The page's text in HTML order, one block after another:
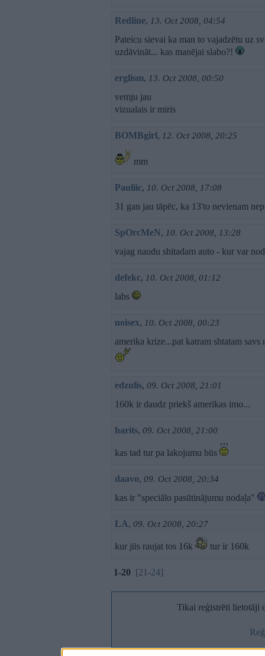
Redline, 13. Oct 2008, 04:54
Pateicu sievai ka man to vajadzētu uz
uzdāvināt... kas manējai slabo?!
erglism, 13. Oct 2008, 00:50
vemju jau
vizualais ir miris
BOMBgirl, 12. Oct 2008, 20:25
mm
Pauliic, 10. Oct 2008, 17:08
31 gan jau tāpēc, ka 13'to nevienam
SpOrcMeN, 10. Oct 2008, 13:28
vajag naudu shitadam auto - kur var
defekc, 10. Oct 2008, 01:12
labs
noisex, 10. Oct 2008, 00:23
amerika krize...pat katram shtatam savs
edzulis, 09. Oct 2008, 21:01
160k ir daudz priekš amerikas imo...
harits, 09. Oct 2008, 21:00
kas tad tur pa lakojumu būs
daavo, 09. Oct 2008, 20:34
kas ir "speciālo pasūtinājumu nodaļa"
LA, 09. Oct 2008, 20:27
kur jūs raujat tos 16k tur ir 160k
1-20 [21-24]
Tikai reģistrēti lietotāji